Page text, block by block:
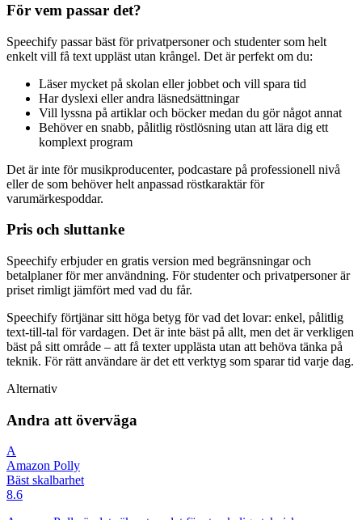
För vem passar det?
Speechify passar bäst för privatpersoner och studenter som helt
enkelt vill få text uppläst utan krångel. Det är perfekt om du:
Läser mycket på skolan eller jobbet och vill spara tid
Har dyslexi eller andra läsnedsättningar
Vill lyssna på artiklar och böcker medan du gör något annat
Behöver en snabb, pålitlig röstlösning utan att lära dig ett
komplext program
Det är inte för musikproducenter, podcastare på professionell nivå
eller de som behöver helt anpassad röstkaraktär för
varumärkespoddar.
Pris och sluttanke
Speechify erbjuder en gratis version med begränsningar och
betalplaner för mer användning. För studenter och privatpersoner är
priset rimligt jämfört med vad du får.
Speechify förtjänar sitt höga betyg för vad det lovar: enkel, pålitlig
text-till-tal för vardagen. Det är inte bäst på allt, men det är verkligen
bäst på sitt område – att få texter upplästa utan att behöva tänka på
teknik. För rätt användare är det ett verktyg som sparar tid varje dag.
Alternativ
Andra att överväga
A
Amazon Polly
Bäst skalbarhet
8.6